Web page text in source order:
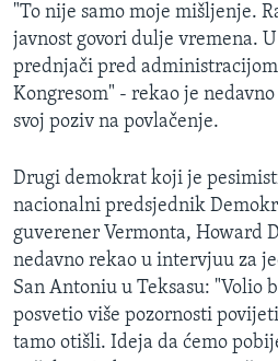
Jezici
"To nije samo moje mišljenje.
javnost govori dulje vremena.
prednjači pred
Kongresom" - rekao je
svoj poziv na povlačenje.
Drugi demokrat koji je
nacionalni predsjednik
guverener Vermonta, Howard
nedavno rekao u intervjuu za
San Antoniu u Teksasu: "Volio
posvetio više pozornosti
tamo otišli. Ideja da ćemo